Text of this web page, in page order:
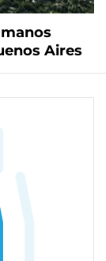
Aires